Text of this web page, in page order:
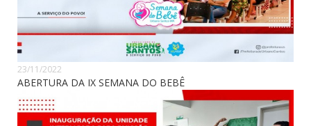
23/11/2022
ABERTURA DA IX SEMANA DO BEBÊ